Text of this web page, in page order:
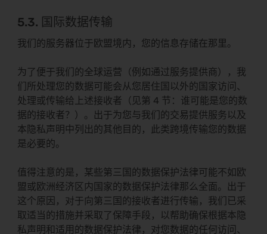
5.3. 国际数据传输
我们的服务器位于欧盟境内，您的信息存储在那里。
为了便于我们的全球运营（例如通过服务提供商），我
们所处理您的数据可能会从您居住国以外的国家访问、
处理或传输给上述接收者（见第 4 节：谁可能是您的数
据的接收者？）。出于为您与我们的交易提供服务以及
本隐私声明中列出的其他目的，此类跨境传输您的数据
是必要的。
值得注意的是，某些第三国的数据保护法律可能不如欧
盟或欧洲经济区内国家的数据保护法律那么全面。出于
这个原因，对于向第三国的接收者进行传输，我们已采
取适当的措施并采取了保障手段，以帮助确保根据本隐
私声明和适用的数据保护法律，对您数据的任何访问、